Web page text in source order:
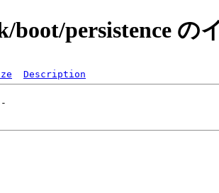
persistence の
Description